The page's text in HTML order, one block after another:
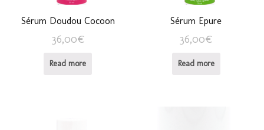
Sérum Doudou Cocoon
36,00€
Read more
Sérum Epure
36,00€
Read more